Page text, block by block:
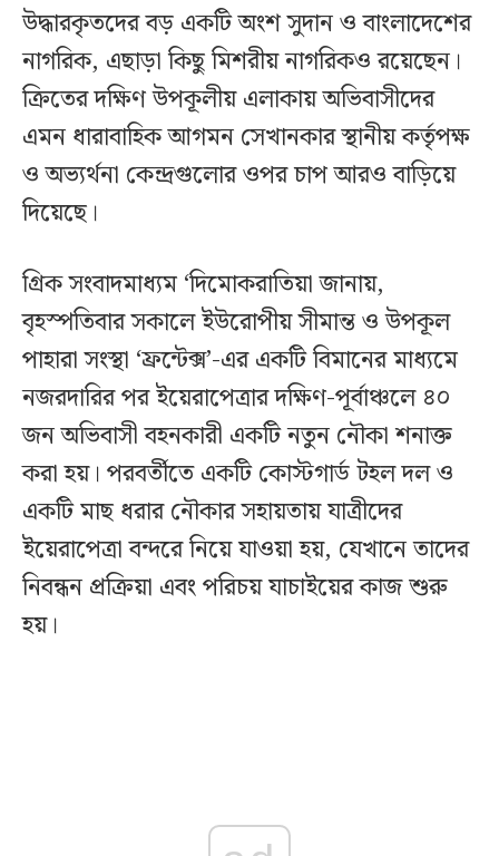
উদ্ধারকৃতদের বড় একটি অংশ সুদান ও বাংলাদেশের
নাগরিক, এছাড়া কিছু মিশরীয় নাগরিকও রয়েছেন।
ক্রিতের দক্ষিণ উপকূলীয় এলাকায় অভিবাসীদের
এমন ধারাবাহিক আগমন সেখানকার স্থানীয় কর্তৃপক্ষ
ও অভ্যর্থনা কেন্দ্রগুলোর ওপর চাপ আরও বাড়িয়ে
দিয়েছে।
গ্রিক সংবাদমাধ্যম ‘দিমোকরাতিয়া জানায়,
বৃহস্পতিবার সকালে ইউরোপীয় সীমান্ত ও উপকূল
পাহারা সংস্থা ‘ফ্রন্টেক্স’-এর একটি বিমানের মাধ্যমে
নজরদারির পর ইয়েরাপেত্রার দক্ষিণ-পূর্বাঞ্চলে ৪০
জন অভিবাসী বহনকারী একটি নতুন নৌকা শনাক্ত
করা হয়। পরবর্তীতে একটি কোস্টগার্ড টহল দল ও
একটি মাছ ধরার নৌকার সহায়তায় যাত্রীদের
ইয়েরাপেত্রা বন্দরে নিয়ে যাওয়া হয়, যেখানে তাদের
নিবন্ধন প্রক্রিয়া এবং পরিচয় যাচাইয়ের কাজ শুরু
হয়।